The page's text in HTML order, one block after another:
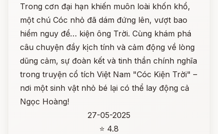
Trong cơn đại hạn khiến muôn loài khốn khổ,
một chú Cóc nhỏ đã dám đứng lên, vượt bao
hiểm nguy để… kiện ông Trời. Cùng khám phá
câu chuyện đầy kịch tính và cảm động về lòng
dũng cảm, sự đoàn kết và tinh thần chính nghĩa
trong truyện cổ tích Việt Nam "Cóc Kiện Trời" –
nơi một sinh vật nhỏ bé lại có thể lay động cả
Ngọc Hoàng!
27-05-2025
⭐ 4.8